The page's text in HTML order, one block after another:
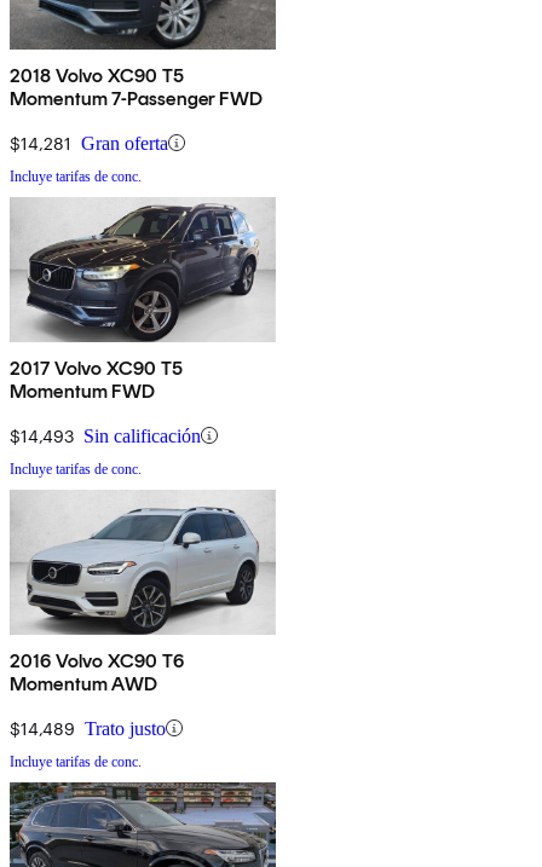
2018 Volvo XC90 T5
Momentum 7-Passenger FWD
$14,281 Gran oferta
Incluye tarifas de conc.
2017 Volvo XC90 T5
Momentum FWD
$14,493 Sin calificación
Incluye tarifas de conc.
2016 Volvo XC90 T6
Momentum AWD
$14,489 Trato justo
Incluye tarifas de conc.